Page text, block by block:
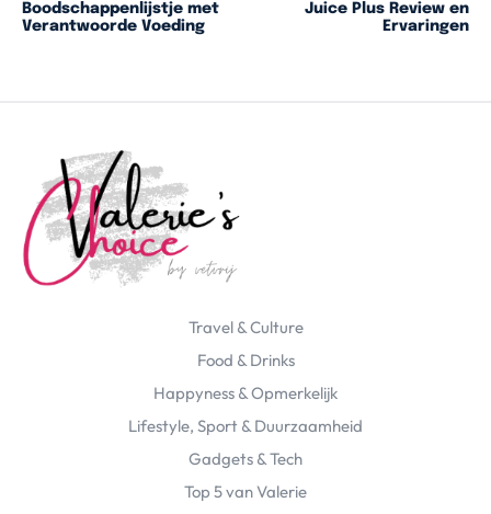
Boodschappenlijstje met
Verantwoorde Voeding
Juice Plus Review en
Ervaringen
Travel & Culture
Food & Drinks
Happyness & Opmerkelijk
Lifestyle, Sport & Duurzaamheid
Gadgets & Tech
Top 5 van Valerie